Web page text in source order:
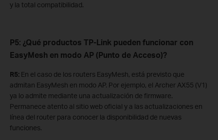
y la total compatibilidad.
P5: ¿Qué productos TP-Link pueden funcionar con
EasyMesh en modo AP (Punto de Acceso)?
R5: En el caso de los routers EasyMesh, está previsto que
admitan EasyMesh en modo AP. Por ejemplo, el Archer AX55 (V1)
ya lo admite mediante una actualización de firmware.
Permanece atento al sitio web oficial y a las actualizaciones en
línea del router para conocer la disponibilidad de nuevas
funciones.